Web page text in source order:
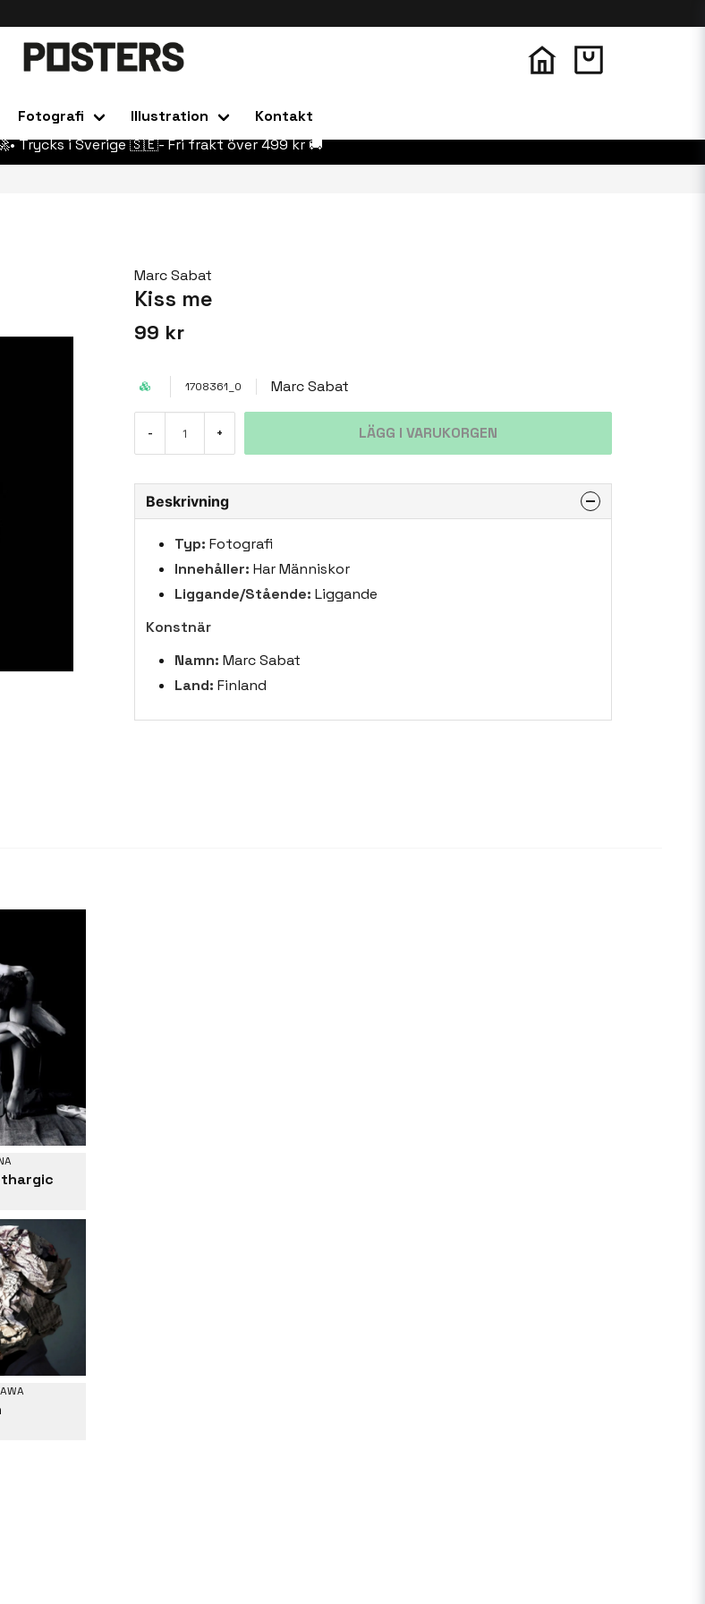
Fotografi Illustration
Kontakt
Trycks i Sverige 🇸🇪- Fri frakt över 499 kr 🚚
Marc Sabat
Kiss me
99 kr
1708361_0 Marc Sabat
- + LÄGG I VARUKORGEN
Beskrivning
Typ: Fotografi
Innehåller: Har Människor
Liggande/Stående: Liggande
Konstnär
Namn: Marc Sabat
Land: Finland